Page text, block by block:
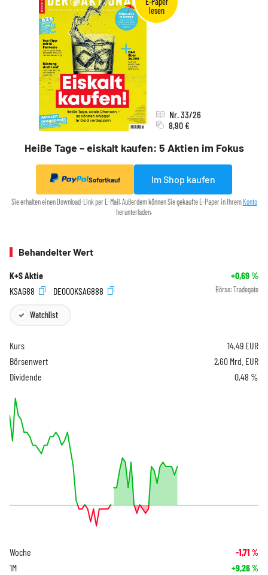
Heiße Tage – eiskalt kaufen: 5 Aktien im Fokus
Nr. 33/26
8,90 €
Sofortkauf Im Shop kaufen
Sie erhalten einen Download-Link per E-Mail. Außerdem können Sie gekaufte E-Paper in Ihrem Konto
herunterladen.
Behandelter Wert
K+S Aktie +0,69%
KSAG88
DE000KSAG888 Börse: Tradegate
Watchlist
Kurs 14,49 EUR
Börsenwert
2,60 Mrd. EUR
Dividende
0,48 %
Woche -1,71 %
1M +9,26%